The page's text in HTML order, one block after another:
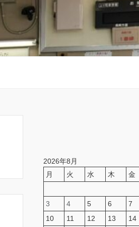
2026年8月
月
火 水 木 金
3
4 5 6 7
10
11 12 13 14